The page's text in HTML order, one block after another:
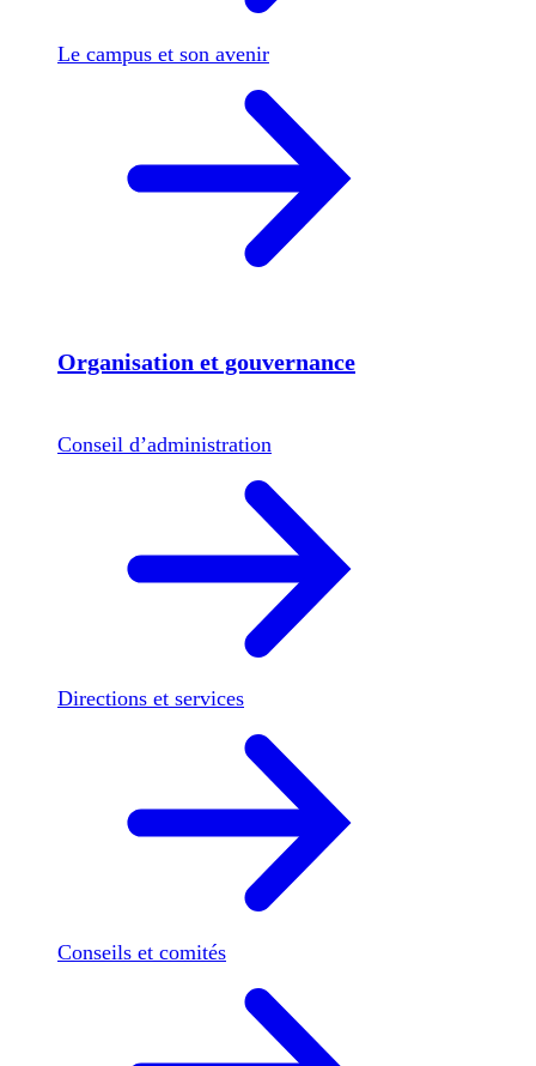
Le campus et son avenir
Organisation et gouvernance
Conseil d’administration
Directions et services
Conseils et comités